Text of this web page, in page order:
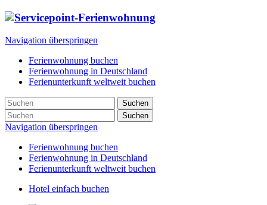
Navigation überspringen
Ferienwohnung buchen
Ferienwohnung in Deutschland
Ferienunterkunft weltweit buchen
Suchen
Suchen
Navigation überspringen
Ferienwohnung buchen
Ferienwohnung in Deutschland
Ferienunterkunft weltweit buchen
Hotel einfach buchen